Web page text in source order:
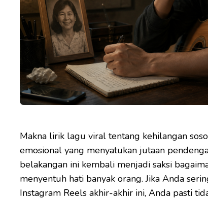
Makna lirik lagu viral tentang kehilangan
emosional yang menyatukan jutaan
belakangan ini kembali menjadi saksi
menyentuh hati banyak orang. Jika Anda
Instagram Reels akhir-akhir ini, Anda pasti